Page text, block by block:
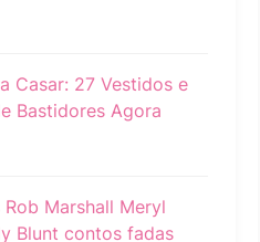
Casar: 27 Vestidos e
Bastidores Agora
Marshall Meryl
Blunt contos fadas